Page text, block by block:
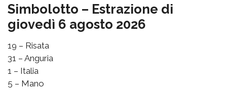
Simbolotto – Estrazione di
giovedì 6 agosto 2026
19 – Risata
31 – Anguria
1 – Italia
5 – Mano